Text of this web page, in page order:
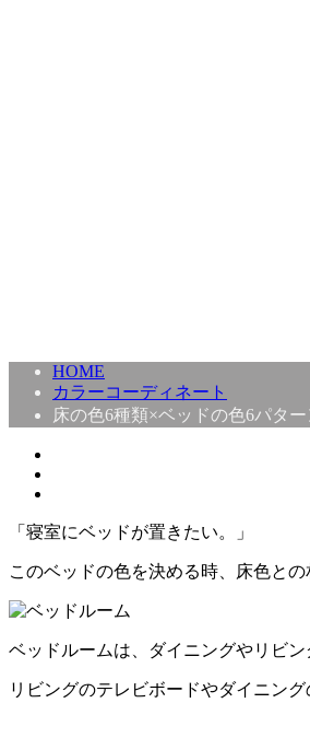
HOME
カラーコーディネート
床の色6種類×ベッドの色6パタ
「寝室にベッドが置きたい。」
このベッドの色を決める時、床色と
ベッドルームは、ダイニングやリビ
リビングのテレビボードやダイニン